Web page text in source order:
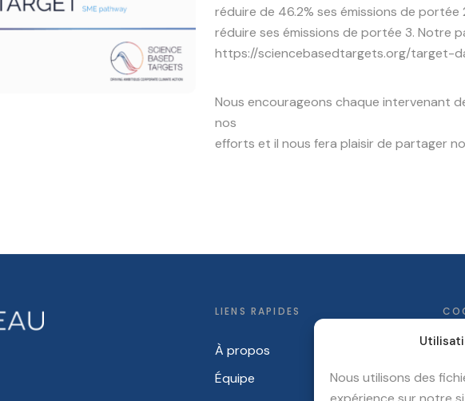
Nous utilisons des
réduire de 46.2% ses émissions de portée
réduire ses émissions de portée 3. Notre
https://sciencebasedtargets.org/target-
Nous encourageons chaque intervenant
nos
efforts et il nous fera plaisir de partager
LIENS RAPIDES
À propos
Équipe